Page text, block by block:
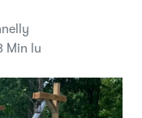
Min lu